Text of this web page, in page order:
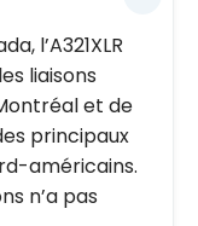
l’A321XLR
liaisons
et de
principaux
américains.
n’a pas